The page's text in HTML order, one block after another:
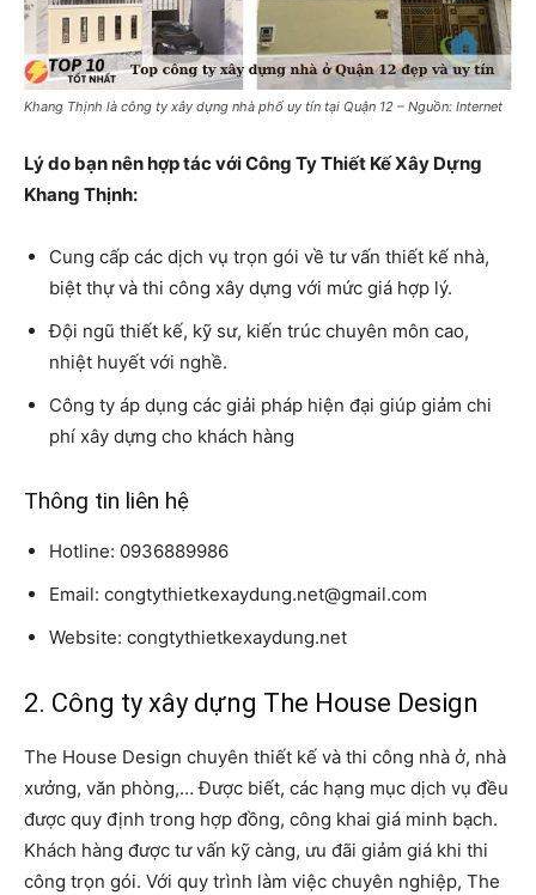
Khang Thịnh là công ty xây dựng nhà phố uy tín tại Quận 12 – Nguồn: Internet
Lý do bạn nên hợp tác với Công Ty Thiết Kế Xây Dựng
Khang Thịnh:
Cung cấp các dịch vụ trọn gói về tư vấn thiết kế nhà,
biệt thự và thi công xây dựng với mức giá hợp lý.
Đội ngũ thiết kế, kỹ sư, kiến trúc chuyên môn cao,
nhiệt huyết với nghề.
Công ty áp dụng các giải pháp hiện đại giúp giảm chi
phí xây dựng cho khách hàng
Thông tin liên hệ
Hotline: 0936889986
Email: congtythietkexaydung.net@gmail.com
Website: congtythietkexaydung.net
2. Công ty xây dựng The House Design
The House Design chuyên thiết kế và thi công nhà ở, nhà
xưởng, văn phòng,… Được biết, các hạng mục dịch vụ đều
được quy định trong hợp đồng, công khai giá minh bạch.
Khách hàng được tư vấn kỹ càng, ưu đãi giảm giá khi thi
công trọn gói. Với quy trình làm việc chuyên nghiệp, The